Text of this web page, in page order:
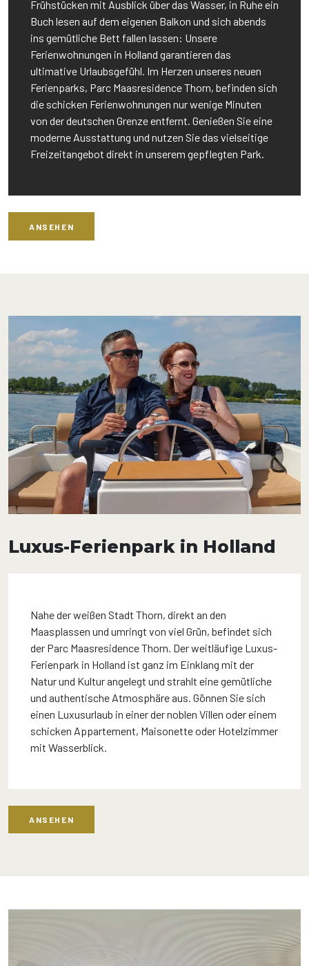
Frühstücken mit Ausblick über das Wasser, in Ruhe ein
Buch lesen auf dem eigenen Balkon und sich abends
ins gemütliche Bett fallen lassen: Unsere
Ferienwohnungen in Holland garantieren das
ultimative Urlaubsgefühl. Im Herzen unseres neuen
Ferienparks, Parc Maasresidence Thorn, befinden sich
die schicken Ferienwohnungen nur wenige Minuten
von der deutschen Grenze entfernt. Genießen Sie eine
moderne Ausstattung und nutzen Sie das vielseitige
Freizeitangebot direkt in unserem gepflegten Park.
ANSEHEN
Luxus-Ferienpark in Holland
Nahe der weißen Stadt Thorn, direkt an den
Maasplassen und umringt von viel Grün, befindet sich
der Parc Maasresidence Thorn. Der weitläufige Luxus-
Ferienpark in Holland ist ganz im Einklang mit der
Natur und Kultur angelegt und strahlt eine gemütliche
und authentische Atmosphäre aus. Gönnen Sie sich
einen Luxusurlaub in einer der noblen Villen oder einem
schicken Appartement, Maisonette oder Hotelzimmer
mit Wasserblick.
ANSEHEN